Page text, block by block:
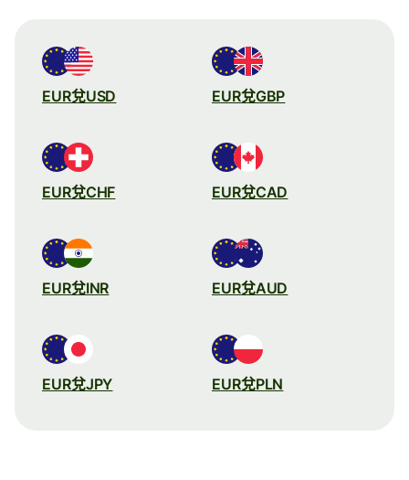
EUR兌USD EUR兌GBP
EUR兌CHF EUR兌CAD
EUR兌INR EUR兌AUD
EUR兌JPY EUR兌PLN